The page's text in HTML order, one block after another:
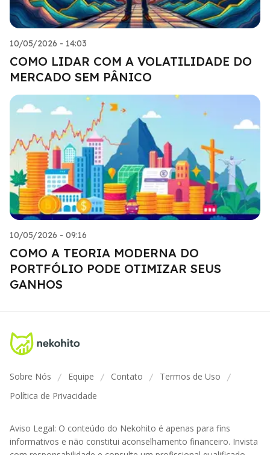
10/05/2026 - 14:03
COMO LIDAR COM A VOLATILIDADE DO
MERCADO SEM PÂNICO
10/05/2026 - 09:16
COMO A TEORIA MODERNA DO
PORTFÓLIO PODE OTIMIZAR SEUS
GANHOS
Sobre Nós / Equipe / Contato / Termos de Uso /
Política de Privacidade
Aviso Legal: O conteúdo do Nekohito é apenas para fins
informativos e não constitui aconselhamento financeiro. Invista